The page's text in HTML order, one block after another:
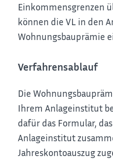
Einkommensgrenzen
können die VL in den
Wohnungsbauprämie
Verfahrensablauf
Die
Ihrem Anlageinstitut
dafür das Formular,
Anlageinstitut
Jahreskontoauszug